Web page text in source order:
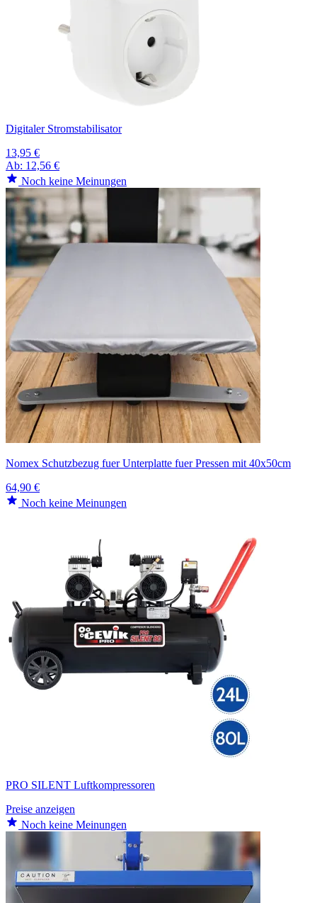
Digitaler Stromstabilisator
13,95 €
Ab: 12,56 €
Noch keine Meinungen
Nomex Schutzbezug fuer Unterplatte fuer Pressen mit 40x50cm
64,90 €
Noch keine Meinungen
PRO SILENT Luftkompressoren
Preise anzeigen
Noch keine Meinungen